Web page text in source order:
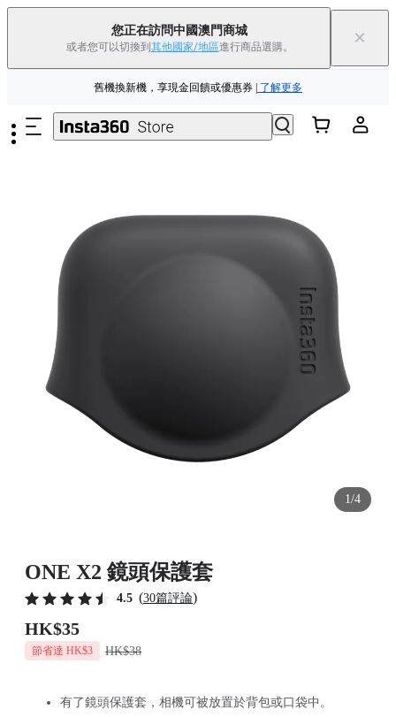
您正在訪問中國澳門商城
或者您可以切換到 其他國家/地區進行商品選購。 ×
Insta360 Luna Ultra |現已上市| 免運費
舊機換新機，享現金回饋或優惠券 了解更多
夏季優惠 | 精選商品低至 立即選購
1/4
ONE X2 鏡頭保護套
4.5 (30篇評論)
HK$35
節省達 HK$3 HK$38
有了鏡頭保護套，相機可被放置於背包或口袋中。